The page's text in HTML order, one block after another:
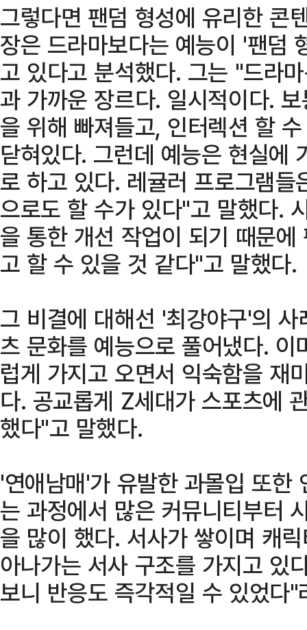
그렇다면 팬덤 형성에 유리한 콘
장은 드라마보다는 예능이 '팬덤
고 있다고 분석했다. 그는 "드라
과 가까운 장르다. 일시적이다.
을 위해 빠져들고, 인터렉션 할
닫혀있다. 그런데 예능은 현실에
로 하고 있다. 레귤러 프로그램
으로도 할 수가 있다"고 말했다.
을 통한 개선 작업이 되기 때문
고 할 수 있을 것 같다"고 말했다.
그 비결에 대해선 '최강야구'의
츠 문화를 예능으로 풀어냈다.
럽게 가지고 오면서 익숙함을 재
다. 공교롭게 Z세대가 스포츠에
했다"고 말했다.
'연애남매'가 유발한 과몰입 또한
는 과정에서 많은 커뮤니티부터
을 많이 했다. 서사가 쌓이며 캐
아나가는 서사 구조를 가지고 있
보니 반응도 즉각적일 수 있었다"